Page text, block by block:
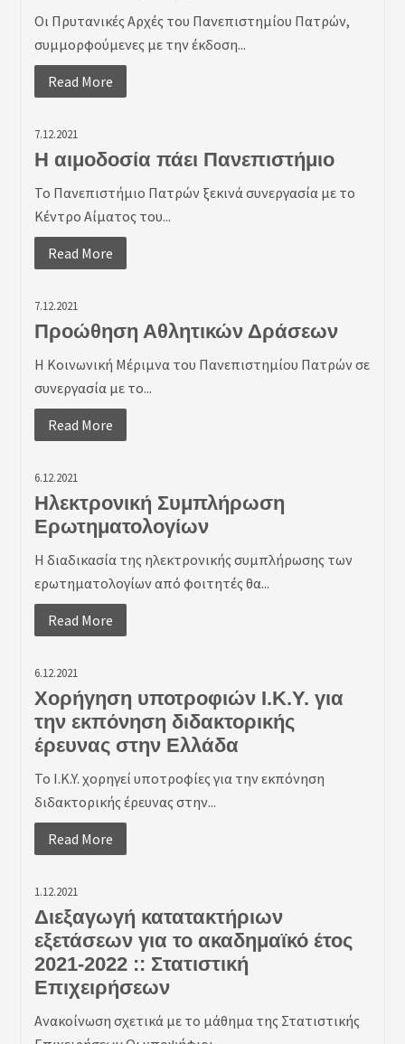
Οι Πρυτανικές Αρχές του Πανεπιστημίου Πατρών,
συμμορφούμενες με την έκδοση...
Read More
7.12.2021
Η αιμοδοσία πάει Πανεπιστήμιο
Το Πανεπιστήμιο Πατρών ξεκινά συνεργασία με το
Κέντρο Αίματος του...
Read More
7.12.2021
Προώθηση Αθλητικών Δράσεων
Η Κοινωνική Μέριμνα του Πανεπιστημίου Πατρών σε
συνεργασία με το...
Read More
6.12.2021
Ηλεκτρονική Συμπλήρωση
Ερωτηματολογίων
Η διαδικασία της ηλεκτρονικής συμπλήρωσης των
ερωτηματολογίων από φοιτητές θα...
Read More
6.12.2021
Χορήγηση υποτροφιών Ι.Κ.Υ. για
την εκπόνηση διδακτορικής
έρευνας στην Ελλάδα
To I.K.Y. χορηγεί υποτροφίες για την εκπόνηση
διδακτορικής έρευνας στην...
Read More
1.12.2021
Διεξαγωγή κατατακτήριων
εξετάσεων για το ακαδημαϊκό έτος
2021-2022 :: Στατιστική
Επιχειρήσεων
Ανακοίνωση σχετικά με το μάθημα της Στατιστικής